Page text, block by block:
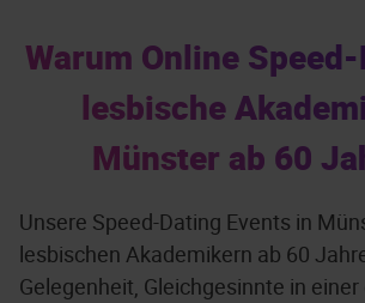
Warum Online
lesbische
Münster ab 60
Unsere Speed-Dating Events in
lesbischen Akademikern ab 60
Gelegenheit, Gleichgesinnte in